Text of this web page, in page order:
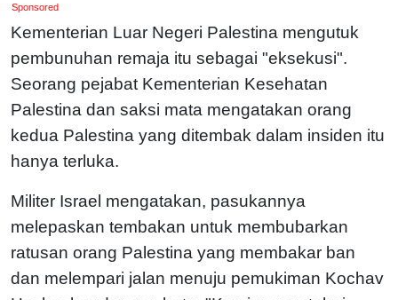
Sponsored
Kementerian Luar Negeri Palestina mengutuk
pembunuhan remaja itu sebagai "eksekusi".
Seorang pejabat Kementerian Kesehatan
Palestina dan saksi mata mengatakan orang
kedua Palestina yang ditembak dalam insiden itu
hanya terluka.
Militer Israel mengatakan, pasukannya
melepaskan tembakan untuk membubarkan
ratusan orang Palestina yang membakar ban
dan melempari jalan menuju pemukiman Kochav